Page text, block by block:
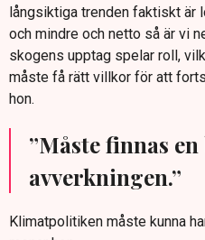
långsiktiga trenden faktiskt är
och mindre och netto så är vi
skogens upptag spelar roll,
måste få rätt villkor för att
hon.
”Måste finnas
avverkningen.”
Klimatpolitiken måste kunna